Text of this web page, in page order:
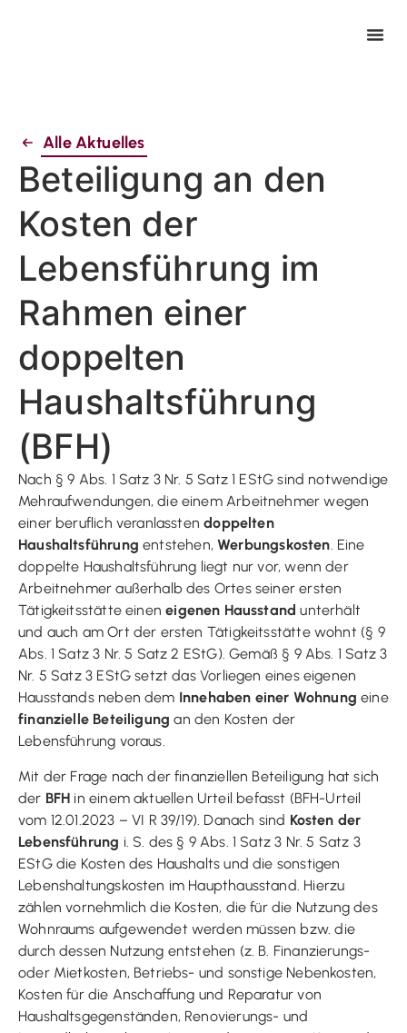
Alle Aktuelles
Beteiligung an den
Kosten der
Lebensführung im
Rahmen einer
doppelten
Haushaltsführung
(BFH)
Nach § 9 Abs. 1 Satz 3 Nr. 5 Satz 1 EStG sind notwendige
Mehraufwendungen, die einem Arbeitnehmer wegen
einer beruflich veranlasstendoppelten
Haushaltsführung entstehen,Werbungskosten . Eine
doppelte Haushaltsführung liegt nur vor, wenn der
Arbeitnehmer außerhalb des Ortes seiner ersten
Tätigkeitsstätte eineneigenen Hausstand unterhält
und auch am Ort der ersten Tätigkeitsstätte wohnt (§ 9
Abs. 1 Satz 3 Nr. 5 Satz 2 EStG). Gemäß § 9 Abs. 1 Satz 3
Nr. 5 Satz 3 EStG setzt das Vorliegen eines eigenen
Hausstands neben dem Innehaben einer Wohnung eine
finanzielle Beteiligung an den Kosten der
Lebensführung voraus.
Mit der Frage nach der finanziellen Beteiligung hat sich
der BFH in einem aktuellen Urteil befasst (BFH-Urteil
vom 12.01.2023 – VI R 39/19). Danach sind Kosten der
Lebensführung i. S. des § 9 Abs. 1 Satz 3 Nr. 5 Satz 3
EStG die Kosten des Haushalts und die sonstigen
Lebenshaltungskosten im Haupthausstand. Hierzu
zählen vornehmlich die Kosten, die für die Nutzung des
Wohnraums aufgewendet werden müssen bzw. die
durch dessen Nutzung entstehen (z. B. Finanzierungs-
oder Mietkosten, Betriebs- und sonstige Nebenkosten,
Kosten für die Anschaffung und Reparatur von
Haushaltsgegenständen, Renovierungs- und